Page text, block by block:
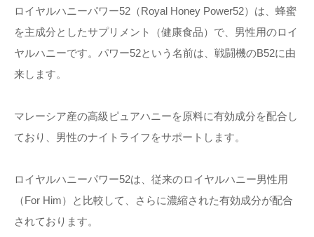
ロイヤルハニーパワー52（Royal Honey Power52）は、蜂蜜
を主成分としたサプリメント（健康食品）で、男性用のロイ
ヤルハニーです。パワー52という名前は、戦闘機のB52に由
来します。
マレーシア産の高級ピュアハニーを原料に有効成分を配合し
ており、男性のナイトライフをサポートします。
ロイヤルハニーパワー52は、従来のロイヤルハニー男性用
（For Him）と比較して、さらに濃縮された有効成分が配合
されております。